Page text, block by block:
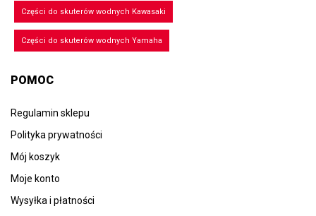
Części do skuterów wodnych Kawasaki
Części do skuterów wodnych Yamaha
POMOC
Regulamin sklepu
Polityka prywatności
Mój koszyk
Moje konto
Wysyłka i płatności